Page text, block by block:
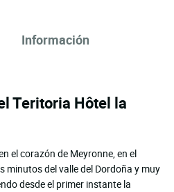
Información
Teritoria Hôtel la
el corazón de Meyronne, en el
minutos del valle del Dordoña y muy
desde el primer instante la